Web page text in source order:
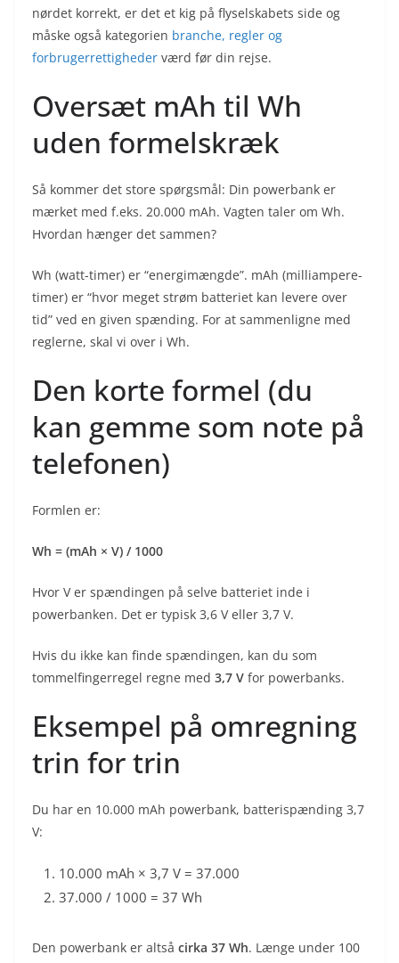
nørdet korrekt, er det et kig på flyselskabets side og
måske også kategorien branche, regler og
forbrugerrettigheder værd før din rejse.
Oversæt mAh til Wh
uden formelskræk
Så kommer det store spørgsmål: Din powerbank er
mærket med f.eks. 20.000 mAh. Vagten taler om Wh.
Hvordan hænger det sammen?
Wh (watt-timer) er “energimængde”. mAh (milliampere-
timer) er “hvor meget strøm batteriet kan levere over
tid” ved en given spænding. For at sammenligne med
reglerne, skal vi over i Wh.
Den korte formel (du
kan gemme som note på
telefonen)
Formlen er:
Wh = (mAh × V) / 1000
Hvor V er spændingen på selve batteriet inde i
powerbanken. Det er typisk 3,6 V eller 3,7 V.
Hvis du ikke kan finde spændingen, kan du som
tommelfingerregel regne med 3,7 V for powerbanks.
Eksempel på omregning
trin for trin
Du har en 10.000 mAh powerbank, batterispænding 3,7
V:
10.000 mAh × 3,7 V = 37.000
37.000 / 1000 = 37 Wh
Den powerbank er altså cirka 37 Wh. Længe under 100